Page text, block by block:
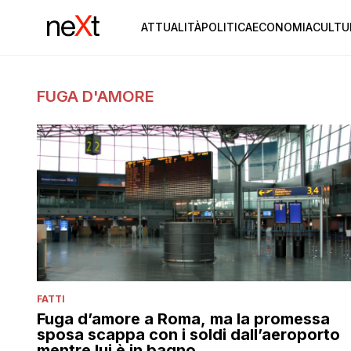
ATTUALITÀPOLITICAECONOMIA
FUGA D'AMORE
FATTI
Fuga d’amore a Roma, ma la promessa
sposa scappa con i soldi dall’aeroporto